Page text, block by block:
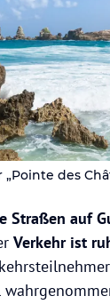
des
Straßen auf
Verkehr ist